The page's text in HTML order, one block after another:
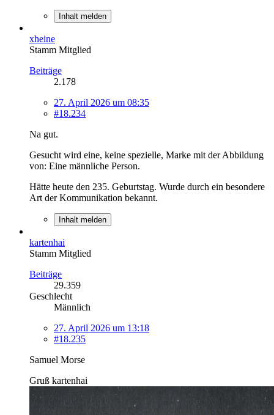
Inhalt melden
xheine
Stamm Mitglied
Beiträge
2.178
27. April 2026 um 08:35
#18.234
Na gut.
Gesucht wird eine, keine spezielle, Marke mit der Abbildung
von: Eine männliche Person.
Hätte heute den 235. Geburtstag. Wurde durch ein besondere
Art der Kommunikation bekannt.
Inhalt melden
kartenhai
Stamm Mitglied
Beiträge
29.359
Geschlecht
Männlich
27. April 2026 um 13:18
#18.235
Samuel Morse
Gruß kartenhai